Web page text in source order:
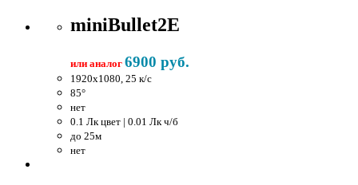
miniBullet2E
или аналог 6900 руб.
1920x1080, 25 к/c
85°
нет
0.1 Лк цвет | 0.01 Лк ч/б
до 25м
нет